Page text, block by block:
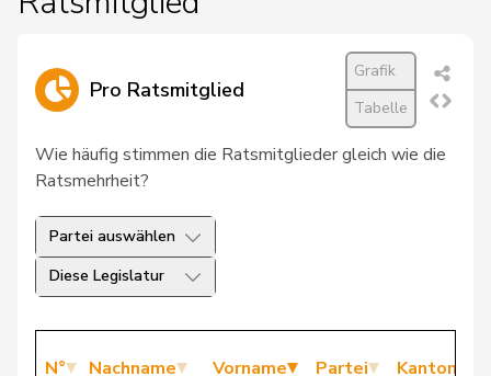
Pro Ratsmitglied
Grafik
Tabelle
Wie häufig stimmen die Ratsmitglieder gleich wie die
Ratsmehrheit?
Partei auswählen
Diese Legislatur
N° Nachname Vorname Partei Kanton